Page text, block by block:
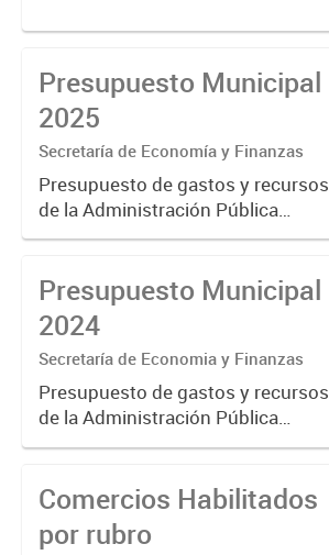
Presupuesto Municipal
2025
Secretaría de Economía y Finanzas
Presupuesto de gastos y recursos
de la Administración Pública
Municipal para el ejercicio 2025.
Presupuesto Municipal
2024
Secretaría de Economia y Finanzas
Presupuesto de gastos y recursos
de la Administración Pública
Municipal para el ejercicio 2024.
Comercios Habilitados
por rubro